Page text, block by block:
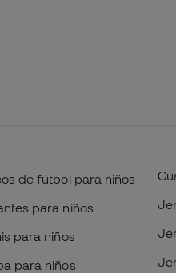
de fútbol para niños
para niños
para niños
para niños